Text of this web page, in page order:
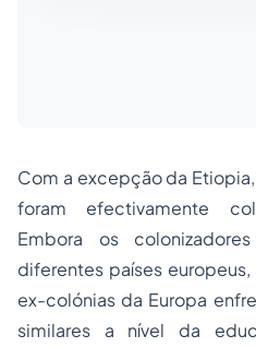
Com a excepção da
foram efectivamente
Embora os
diferentes países
ex-colónias da Europa
similares a nível da